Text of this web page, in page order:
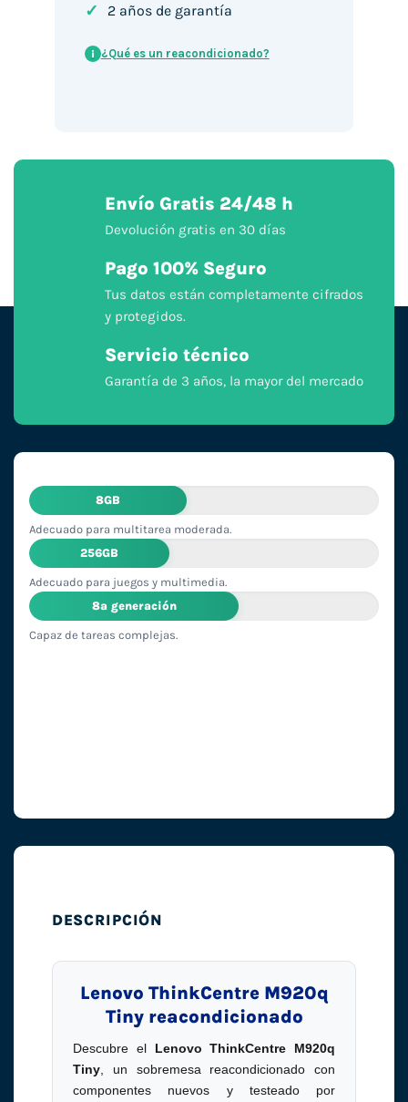
✓ 2 años de garantía
i ¿Qué es un reacondicionado?
Envío Gratis 24/48 h
Devolución gratis en 30 días
Pago 100% Seguro
Tus datos están completamente cifrados
y protegidos.
Servicio técnico
Garantía de 3 años, la mayor del mercado
8GB
Adecuado para multitarea moderada.
256GB
Adecuado para juegos y multimedia.
8ª generación
Capaz de tareas complejas.
DESCRIPCIÓN
Lenovo ThinkCentre M920q
Tiny reacondicionado
Descubre el Lenovo ThinkCentre M920q
Tiny, un sobremesa reacondicionado con
componentes nuevos y testeado por